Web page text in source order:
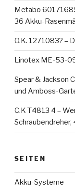
Metabo
36 Akku-
O.K. 1271083? –
Linotex ME-53-
Spear & Jackson
und Amboss-
C.K T4813 4 –
Schraubendreher,
SEITEN
Akku-Systeme